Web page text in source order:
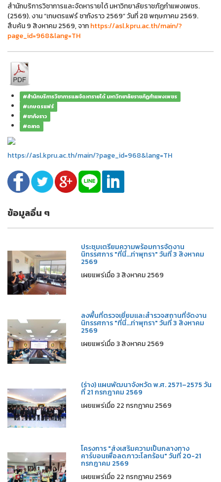
สำนักบริการวิชาการและจัดหารายได้ มหาวิทยาลัยราชภัฏกำแพงเพชร.
(2569). งาน “เกษตรแฟร์ ชากังราว 2569” วันที่ 28 พฤษภาคม 2569.
สืบค้น 9 สิงหาคม 2569, จากhttps://asl.kpru.ac.th/main/?
page_id=968&lang=TH
#สำนักบริการวิชาการและจัดหารายได้ มหาวิทยาลัยราชภัฏกำแพงเพชร
#เกษตรแฟร์
#ชากังราว
#ตลาด
https://asl.kpru.ac.th/main/?page_id=968&lang=TH
ข้อมูลอื่น ๆ
ประชุมเตรียมความพร้อมการจัดงาน
นิทรรศการ "ที่นี่...ท่าพุทรา" วันที่ 3 สิงหาคม
2569
เผยแพร่เมื่อ 3 สิงหาคม 2569
ลงพื้นที่ตรวจเยี่ยมและสำรวจสถานที่จัดงาน
นิทรรศการ "ที่นี่...ท่าพุทรา" วันที่ 3 สิงหาคม
2569
เผยแพร่เมื่อ 3 สิงหาคม 2569
(ร่าง) แผนพัฒนาจังหวัด พ.ศ. 2571–2575 วัน
ที่ 21 กรกฎาคม 2569
เผยแพร่เมื่อ 22 กรกฎาคม 2569
โครงการ "ส่งเสริมความเป็นกลางทาง
คาร์บอนเพื่อลดภาวะโลกร้อน" วันที่ 20-21
กรกฎาคม 2569
เผยแพร่เมื่อ 22 กรกฎาคม 2569